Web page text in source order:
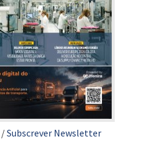
/Subscrever Newsletter